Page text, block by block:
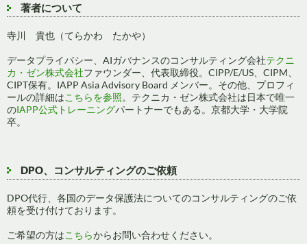
ョ
ン
著者について
寺川 貴也（てらかわ たかや）
データプライバシー、AIガバナンスのコンサルティング会社テクニ
カ・ゼン株式会社ファウンダー、代表取締役。CIPP/E/US、CIPM、
CIPT保有。IAPP Asia Advisory Board メンバー。その他、プロフィ
ールの詳細はこちらを参照。テクニカ・ゼン株式会社は日本で唯一
のIAPP公式トレーニングパートナーでもある。京都大学・大学院
卒。
DPO、コンサルティングのご依頼
DPO代行、各国のデータ保護法についてのコンサルティングのご依
頼を受け付けております。
ご希望の方はこちらからお問い合わせください。